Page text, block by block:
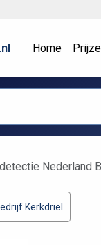
Home
Nederland
Kerkdriel